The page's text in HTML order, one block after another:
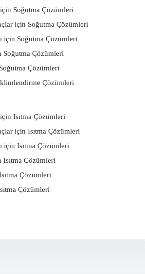
Soğutma Çözümleri
için Soğutma Çözümleri
için Soğutma Çözümleri
Çözümleri
Çözümleri
Çözümleri
Isıtma Çözümleri
için Isıtma Çözümleri
için Isıtma Çözümleri
Çözümleri
Çözümleri
Çözümleri